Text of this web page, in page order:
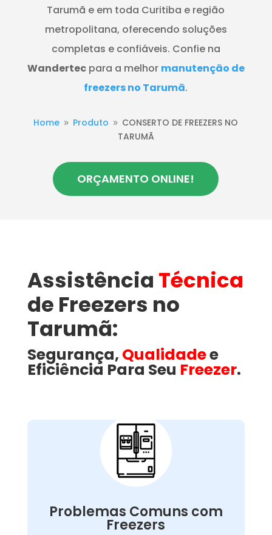
Tarumã e em toda Curitiba e região
metropolitana, oferecendo soluções
completas e confiáveis. Confie na
Wandertecpara a melhor manutenção de
freezers no Tarumã.
Home 9 Produto 9 CONSERTO DE FREEZERS NO
TARUMÃ
ORÇAMENTO ONLINE!
Assistência Técnica
de Freezers no
Tarumã:
Segurança, Qualidadee
Eficiência Para Seu Freezer.
Problemas Comuns com
Freezers
Como a Wandertec
Resolve Problemas
Comuns em Freezers no
Tarumã
Freezers podem apresentar diversos
desde falhas no motor até obstruções na
ventilação.
Detectar e resolver esses problemas